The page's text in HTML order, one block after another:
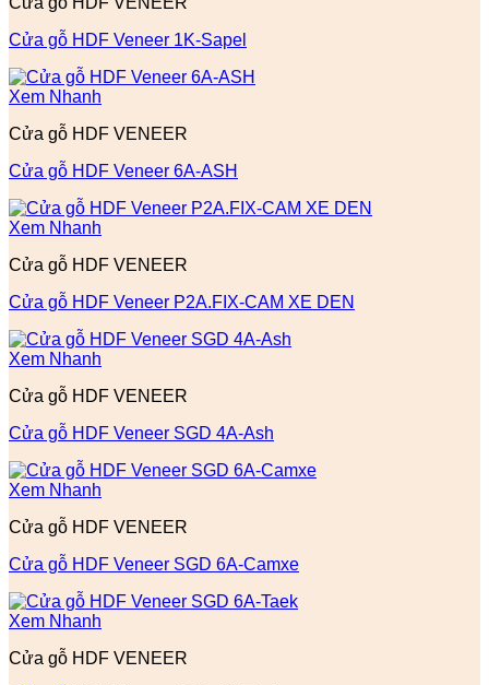
Cửa gỗ HDF Veneer 1K-Sapel
Xem Nhanh
Cửa gỗ HDF VENEER
Cửa gỗ HDF Veneer 6A-ASH
Xem Nhanh
Cửa gỗ HDF VENEER
Cửa gỗ HDF Veneer P2A.FIX-CAM XE DEN
Xem Nhanh
Cửa gỗ HDF VENEER
Cửa gỗ HDF Veneer SGD 4A-Ash
Xem Nhanh
Cửa gỗ HDF VENEER
Cửa gỗ HDF Veneer SGD 6A-Camxe
Xem Nhanh
Cửa gỗ HDF VENEER